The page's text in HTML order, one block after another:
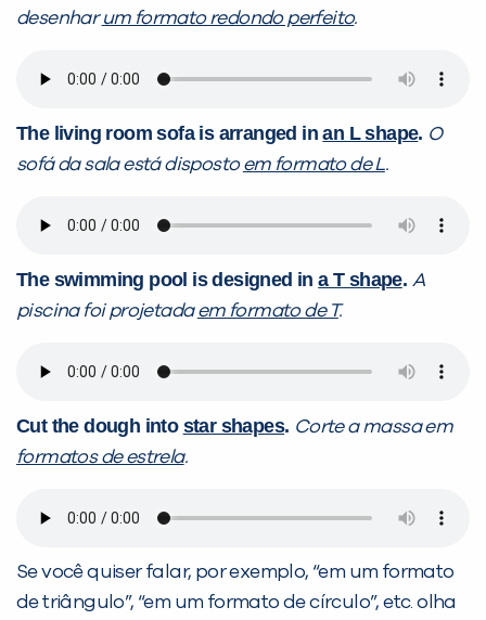
desenharum formato redondo perfeito.
The living room sofa is arranged inan L shape. O
sofá da sala está dispostoem formato de L.
The swimming pool is designed ina T shape. A
piscina foi projetadaem formato de T.
Cut the dough into star shapes. Corte a massa em
formatos de estrela.
Se você quiser falar, por exemplo, “em um formato
de triângulo”, “em um formato de círculo”, etc. olha